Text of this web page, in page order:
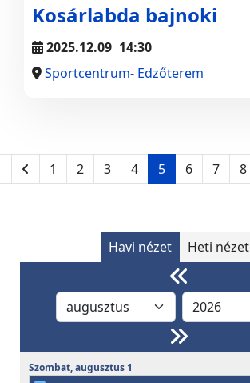
Kosárlabda bajnoki
2025.12.09 14:30
Sportcentrum- Edzőterem
1 2 3 4 5 6 7 8
Havi nézet Heti nézet
Szombat,augusztus 1